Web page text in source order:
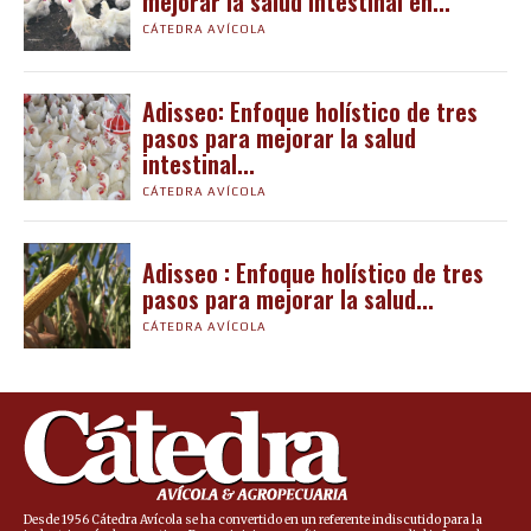
CÁTEDRA AVÍCOLA
Adisseo: Enfoque holístico de tres
pasos para mejorar la salud
intestinal...
CÁTEDRA AVÍCOLA
Adisseo : Enfoque holístico de tres
pasos para mejorar la salud...
CÁTEDRA AVÍCOLA
Desde 1956 Cátedra Avícola se ha convertido en un referente indiscutido para la